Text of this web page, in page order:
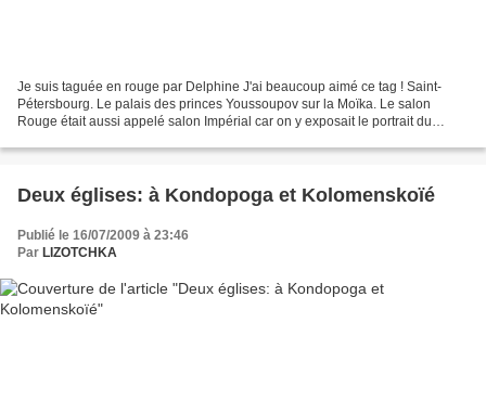
Je suis taguée en rouge par Delphine J'ai beaucoup aimé ce tag ! Saint-
Pétersbourg. Le palais des princes Youssoupov sur la Moïka. Le salon
Rouge était aussi appelé salon Impérial car on y exposait le portrait du
Deux églises: à Kondopoga et Kolomenskoïé
Publié le 16/07/2009 à 23:46
Par LIZOTCHKA